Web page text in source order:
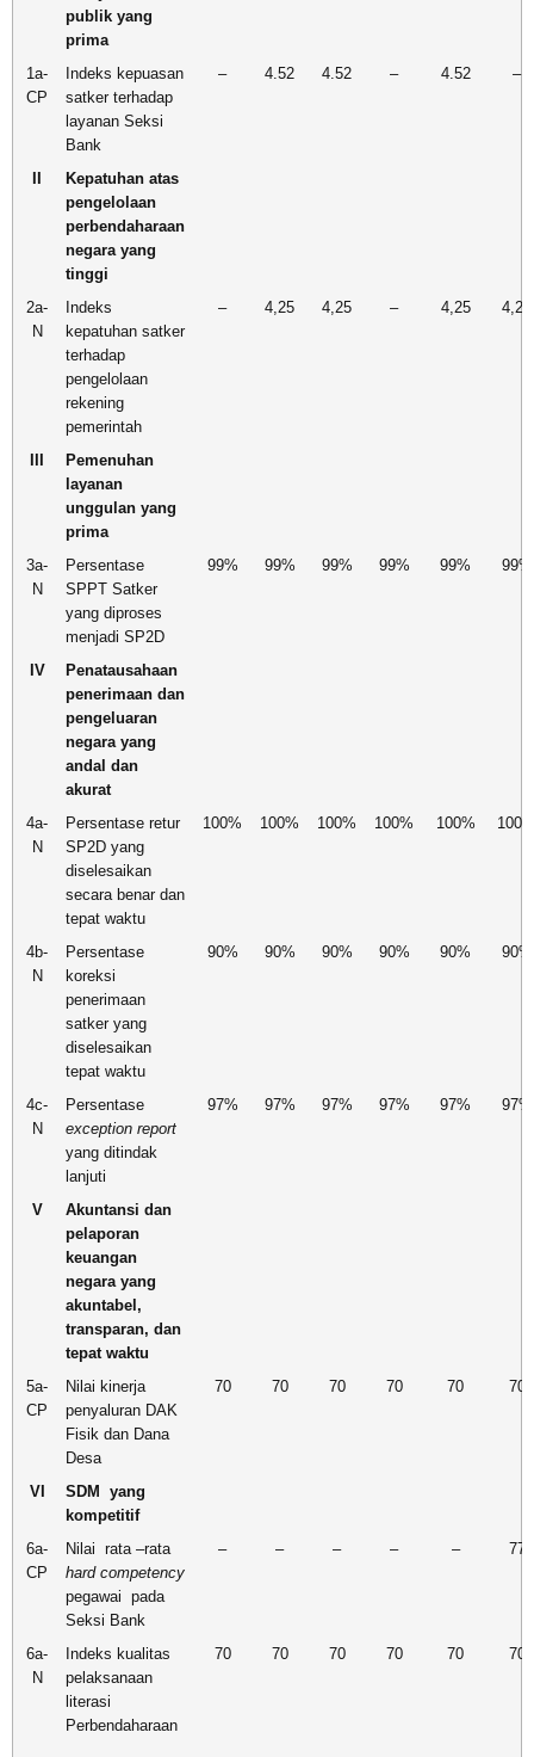
publik yang
prima
1a-
CP
Indeks kepuasan
satker terhadap
layanan Seksi
Bank
– 4.52 4.52 – 4.52 –
Kepatuhan atas
pengelolaan
perbendaharaan
negara yang
tinggi
2a-
N
Indeks
kepatuhan satker
terhadap
pengelolaan
rekening
pemerintah
– 4,25 4,25 – 4,25 4,25
Pemenuhan
layanan
unggulan yang
prima
3a-
N
Persentase
SPPT Satker
yang diproses
menjadi SP2D
99% 99% 99% 99% 99% 99%
IV
Penatausahaan
penerimaan dan
pengeluaran
negara yang
andal dan
akurat
4a-
N
Persentase retur
SP2D yang
diselesaikan
secara benar dan
tepat waktu
100% 100% 100% 100% 100%
4b-
N
Persentase
koreksi
penerimaan
satker yang
diselesaikan
tepat waktu
90% 90% 90% 90% 90% 90%
4c-
N
Persentase
exception report
yang ditindak
lanjuti
97% 97% 97% 97% 97% 97%
V
Akuntansi dan
pelaporan
keuangan
negara yang
akuntabel,
transparan, dan
tepat waktu
5a-
CP
Nilai kinerja
penyaluran DAK
Fisik dan Dana
Desa
70 70 70 70 70 70
VI
SDM yang
kompetitif
6a-
CP
Nilai rata –rata
hard competency
pegawai pada
Seksi Bank
– – – – – 77
6a-
N
Indeks kualitas
pelaksanaan
literasi
Perbendaharaan
70 70 70 70 70 70